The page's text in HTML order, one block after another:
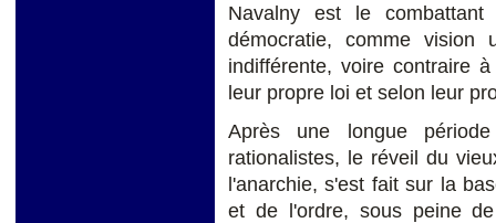
Navalny est le
démocratie, comme vision
indifférente, voire contraire
leur propre loi et selon leur
Après une longue
rationalistes, le réveil du
l'anarchie, s'est fait sur la
et de l'ordre, sous peine de